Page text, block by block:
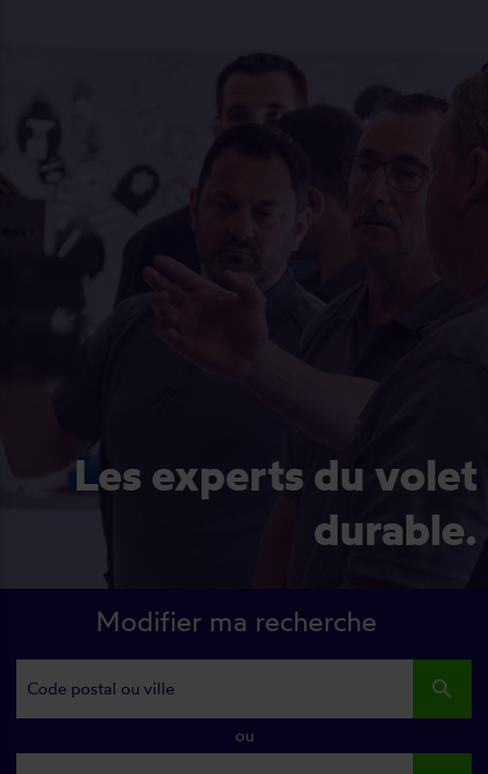
Les experts du volet
durable.
Modifier ma recherche
search
ou